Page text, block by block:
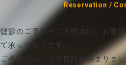
健診のご予約やご不明点は、お電
て承っております。
ご希望のコースや日時が決まりま